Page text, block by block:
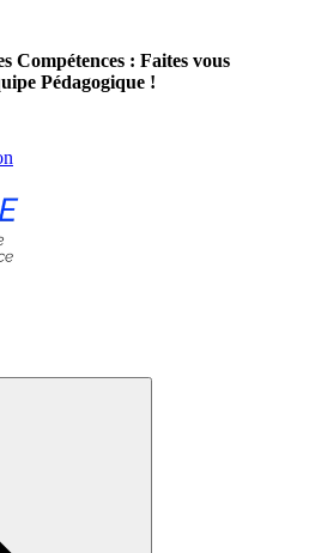
Compétences : Faites vous
Pédagogique !